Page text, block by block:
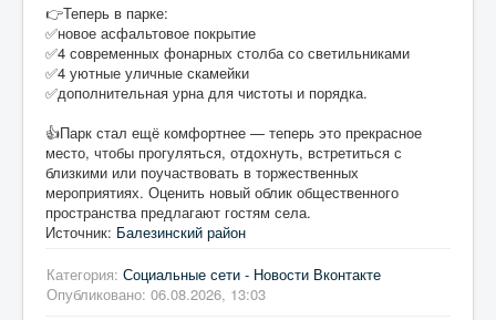
👉Теперь в парке:
✅новое асфальтовое покрытие
✅4 современных фонарных столба со светильниками
✅4 уютные уличные скамейки
✅дополнительная урна для чистоты и порядка.
👍Парк стал ещё комфортнее — теперь это прекрасное
место, чтобы прогуляться, отдохнуть, встретиться с
близкими или поучаствовать в торжественных
мероприятиях. Оценить новый облик общественного
пространства предлагают гостям села.
Источник: Балезинский район
Категория: Социальные сети - Новости Вконтакте
Опубликовано: 06.08.2026, 13:03